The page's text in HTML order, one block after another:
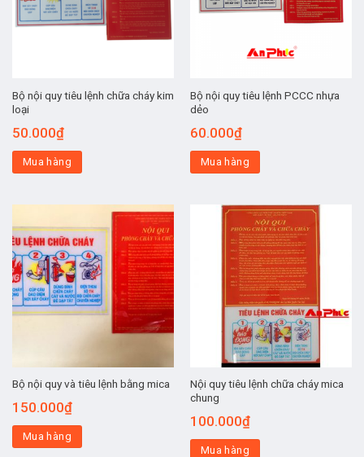
Bộ nội quy tiêu lệnh chữa cháy kim
loại
50.000₫
Mua hàng
Bộ nội quy tiêu lệnh PCCC nhựa
dẻo
60.000₫
Mua hàng
Bộ nội quy và tiêu lệnh bằng mica
150.000₫
Mua hàng
Nội quy tiêu lệnh chữa cháy mica
chung
100.000₫
Mua hàng